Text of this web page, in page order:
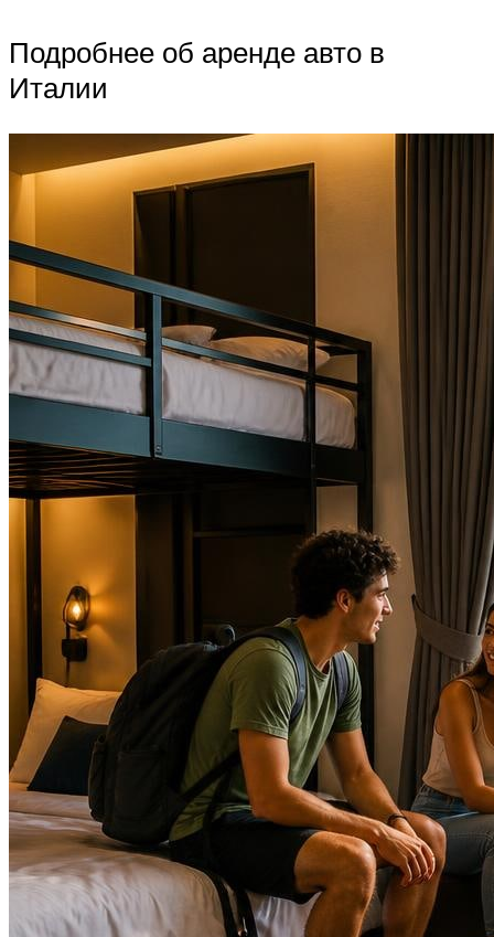
Подробнее об аренде авто в
Италии